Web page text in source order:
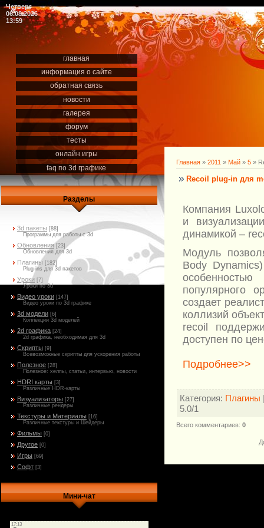
Четверг
06.08.2026
13:59
главная
информация о сайте
обратная связь
новости
галерея
форум
тесты
онлайн игры
faq по 3d графике
Разделы
3d пакеты [88]
Программы для работы с 3d
Обновления [23]
Обновления для 3d
Плагины [182]
Plug-ins для 3d пакетов
Уроки [7]
Уроки по 3d
Видео уроки [147]
Видео уроки по 3d графике
3d модели [6]
Коллекции 3d моделей
2d графика [24]
2d графика, необходимая для 3d
Скрипты [9]
Всевозможные скрипты для ускорения работы
Полезное [28]
Полезное: хелпы, статьи, интервью, новости
HDRI карты [3]
Различные HDR-карты
Визуализаторы [27]
Различные рендеры
Текстуры и Материалы [16]
Различные текстуры и Шейдеры
Фильмы [0]
Другое [0]
Игры [69]
Софт [3]
Мини-чат
Главная » 2011 » Май » 5 »
Recoil plug-in для
Компания
и
динамикой –
Модуль
Body
популярного
создает
коллизий
recoil
доступен по
Подробнее>>
Категория: Плагины
5.0/1
Всего комментариев: 0